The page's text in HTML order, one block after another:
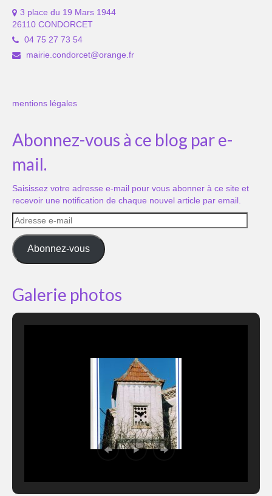
3 place du 19 Mars 1944
26110 CONDORCET
04 75 27 73 54
mairie.condorcet@orange.fr
mentions légales
Abonnez-vous à ce blog par e-
mail.
Saisissez votre adresse e-mail pour vous abonner à ce site et
recevoir une notification de chaque nouvel article par email.
Adresse
e-
mail
Abonnez-vous
Galerie photos